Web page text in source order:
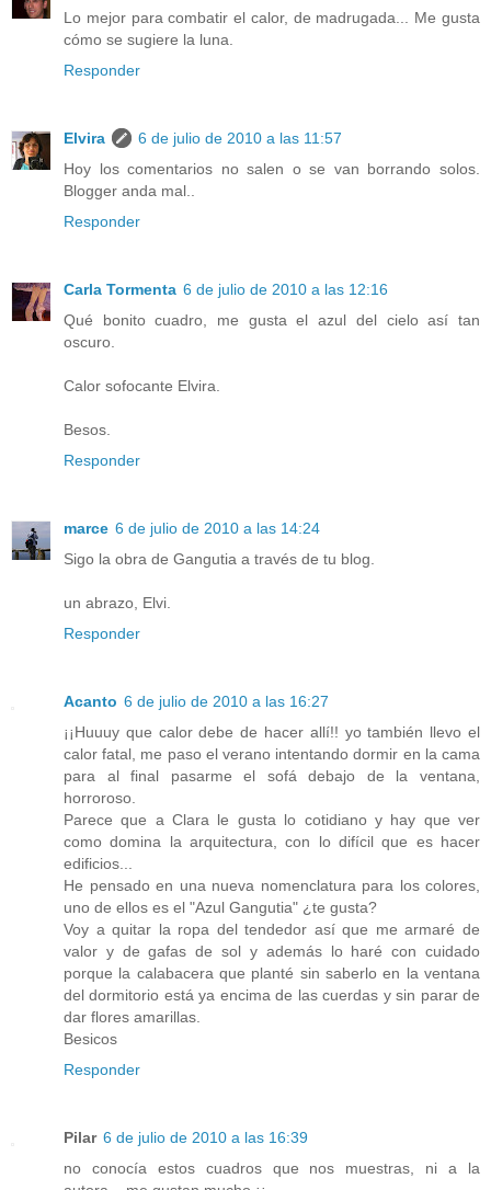
Lo mejor para combatir el calor, de madrugada... Me gusta
cómo se sugiere la luna.
Responder
Elvira
6 de julio de 2010 a las 11:57
Hoy los comentarios no salen o se van borrando solos.
Blogger anda mal..
Responder
Carla Tormenta 6 de julio de 2010 a las 12:16
Qué bonito cuadro, me gusta el azul del cielo así tan
oscuro.
Calor sofocante Elvira.
Besos.
Responder
marce 6 de julio de 2010 a las 14:24
Sigo la obra de Gangutia a través de tu blog.
un abrazo, Elvi.
Responder
Acanto 6 de julio de 2010 a las 16:27
¡¡Huuuy que calor debe de hacer allí!! yo también llevo el
calor fatal, me paso el verano intentando dormir en la cama
para al final pasarme el sofá debajo de la ventana,
horroroso.
Parece que a Clara le gusta lo cotidiano y hay que ver
como domina la arquitectura, con lo difícil que es hacer
edificios...
He pensado en una nueva nomenclatura para los colores,
uno de ellos es el "Azul Gangutia" ¿te gusta?
Voy a quitar la ropa del tendedor así que me armaré de
valor y de gafas de sol y además lo haré con cuidado
porque la calabacera que planté sin saberlo en la ventana
del dormitorio está ya encima de las cuerdas y sin parar de
dar flores amarillas.
Besicos
Responder
Pilar 6 de julio de 2010 a las 16:39
no conocía estos cuadros que nos muestras, ni a la